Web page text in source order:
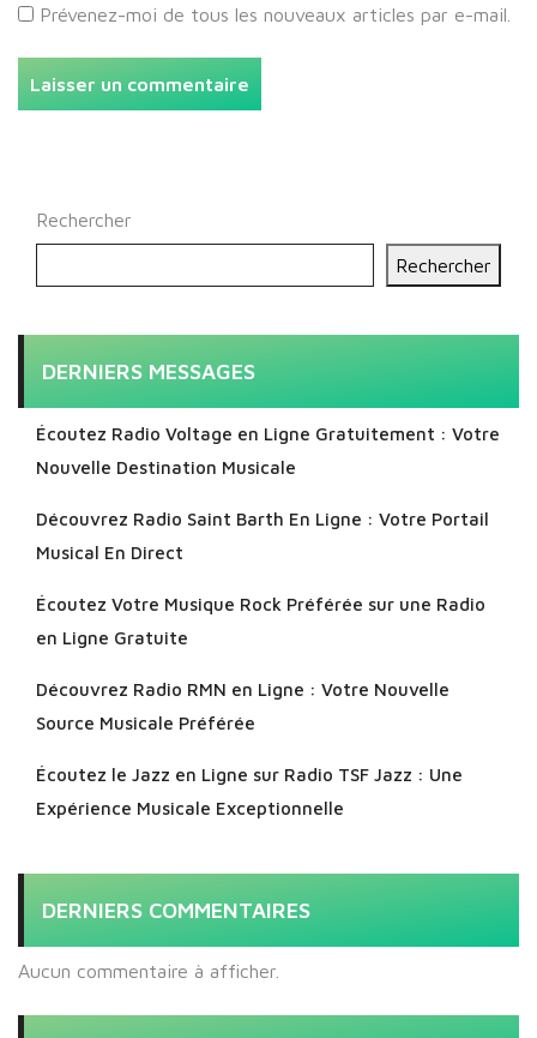
Prévenez-moi de tous les nouveaux articles par e-mail.
Rechercher
Rechercher
DERNIERS MESSAGES
Écoutez Radio Voltage en Ligne Gratuitement : Votre
Nouvelle Destination Musicale
Découvrez Radio Saint Barth En Ligne : Votre Portail
Musical En Direct
Écoutez Votre Musique Rock Préférée sur une Radio
en Ligne Gratuite
Découvrez Radio RMN en Ligne : Votre Nouvelle
Source Musicale Préférée
Écoutez le Jazz en Ligne sur Radio TSF Jazz : Une
Expérience Musicale Exceptionnelle
DERNIERS COMMENTAIRES
Aucun commentaire à afficher.